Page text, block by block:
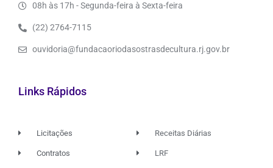
08h às 17h - Segunda-feira à Sexta-feira
(22) 2764-7115
ouvidoria@fundacaoriodasostrasdecultura.rj.gov.br
Links Rápidos
Licitações
Contratos
Receitas Diárias
LRF